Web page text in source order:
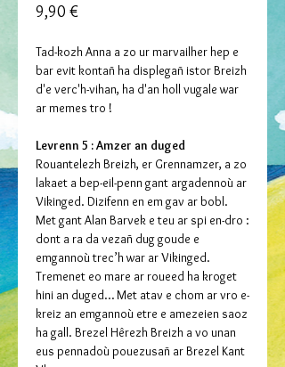
9,90 €Prix
Tad-kozh Anna a zo ur marvailher hep e
bar evit kontañ ha displegañ istor Breizh
d'e verc'h-vihan, ha d'an holl vugale war
ar memes tro !
Levrenn 5 : Amzer an duged
Rouantelezh Breizh, er Grennamzer, a zo
lakaet a bep-eil-penn gant argadennoù ar
Vikinged. Dizifenn en em gav ar bobl.
Met gant Alan Barvek e teu ar spi en-dro :
dont a ra da vezañ dug goude e
emgannoù trec’h war ar Vikinged.
Tremenet eo mare ar roueed ha kroget
hini an duged… Met atav e chom ar vro e-
kreiz an emgannoù etre e amezeien saoz
ha gall. Brezel Hêrezh Breizh a vo unan
eus pennadoù pouezusañ ar Brezel Kant